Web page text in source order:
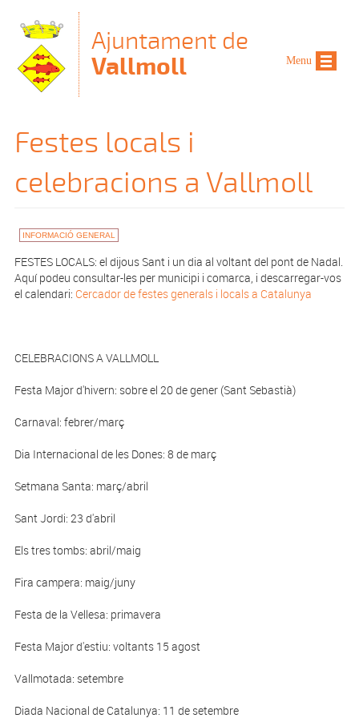
Ajuntament de
Vallmoll
Festes locals i
celebracions a Vallmoll
INFORMACIÓ GENERAL
FESTES LOCALS: el dijous Sant i un dia al voltant del pont de Nadal.
Aquí podeu consultar-les per municipi i comarca, i descarregar-vos
el calendari: Cercador de festes generals i locals a Catalunya
CELEBRACIONS A VALLMOLL
Festa Major d'hivern: sobre el 20 de gener (Sant Sebastià)
Carnaval: febrer/març
Dia Internacional de les Dones: 8 de març
Setmana Santa: març/abril
Sant Jordi: 23 d'abril
Els tres tombs: abril/maig
Fira campera: maig/juny
Festa de la Vellesa: primavera
Festa Major d'estiu: voltants 15 agost
Vallmotada: setembre
Diada Nacional de Catalunya: 11 de setembre
Menu